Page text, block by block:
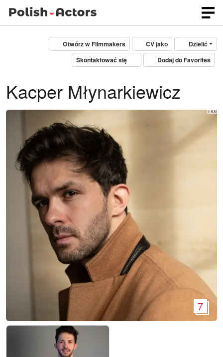
Dzielić
CV jako
Otwórz w Filmmakers
Dodaj do Favorites
Skontaktować się
Kacper Młynarkiewicz
© K,M
7